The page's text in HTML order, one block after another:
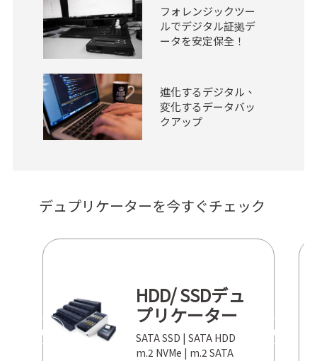
フォレンジックツー
ルでデジタル証拠デ
ータを安定保全！
進化するデジタル、
変化するデータバッ
クアップ
デュプリケーターを今すぐチェック
HDD/ SSDデュ
プリケーター
SATA SSD | SATA HDD
m.2 NVMe | m.2 SATA
PREV NEXT